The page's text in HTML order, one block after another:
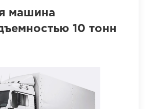
машина
10 тонн